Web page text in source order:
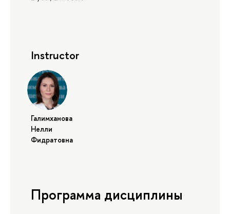
Instructor
Галимханова
Нелли
Фидратовна
Программа дисциплины